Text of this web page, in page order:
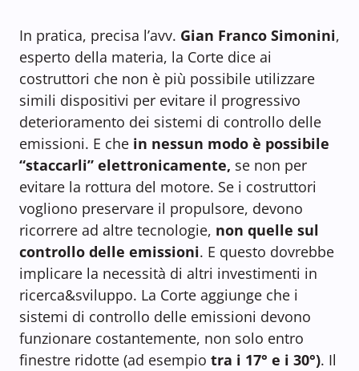
In pratica, precisa l’avv. Gian Franco Simonini,
esperto della materia, la Corte dice ai
costruttori che non è più possibile utilizzare
simili dispositivi per evitare il progressivo
deterioramento dei sistemi di controllo delle
emissioni. E che in nessun modo è possibile
“staccarli” elettronicamente, se non per
evitare la rottura del motore. Se i costruttori
vogliono preservare il propulsore, devono
ricorrere ad altre tecnologie, non quelle sul
controllo delle emissioni. E questo dovrebbe
implicare la necessità di altri investimenti in
ricerca&sviluppo. La Corte aggiunge che i
sistemi di controllo delle emissioni devono
funzionare costantemente, non solo entro
finestre ridotte (ad esempio tra i 17° e i 30°). Il